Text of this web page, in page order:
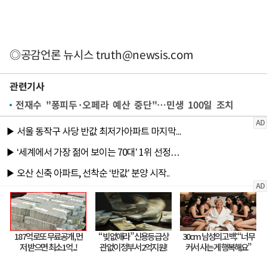
◎공감언론 뉴시스truth@newsis.com
관련기사
전재수 "퐁피두·오페라 예산 중단"…민생 100일 조치